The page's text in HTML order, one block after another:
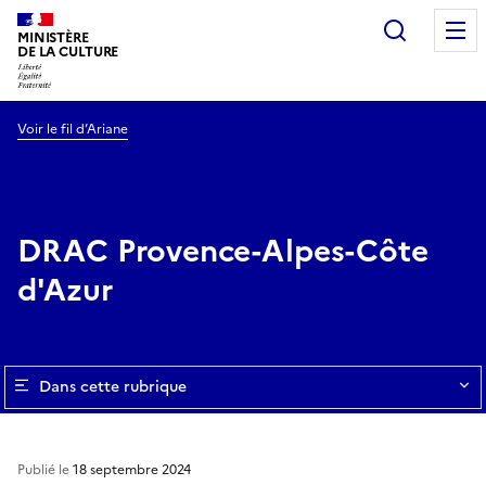
MINISTÈRE
DE LA CULTURE
Voir le fil d’Ariane
DRAC Provence-Alpes-Côte
d'Azur
Dans cette rubrique
Publié le18 septembre 2024